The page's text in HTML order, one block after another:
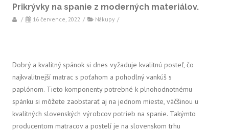
Prikrývky na spanie z moderných materiálov.
/ 16 července, 2022 / Nákupy /
Dobrý a kvalitný spánok si dnes vyžaduje kvalitnú posteľ, čo
najkvalitnejší matrac s poťahom a pohodlný vankúš s
paplónom. Tieto komponenty potrebné k plnohodnotnému
spánku si môžete zaobstarať aj na jednom mieste, väčšinou u
kvalitných slovenských výrobcov potrieb na spanie. Takýmto
producentom matracov a postelí je na slovenskom trhu